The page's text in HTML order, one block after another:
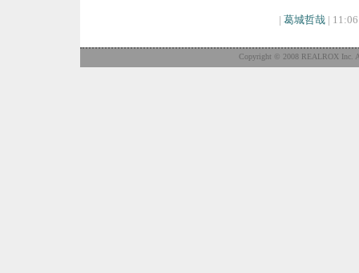
| 葛城哲哉|
Copyright © 2008 REALROX Inc.